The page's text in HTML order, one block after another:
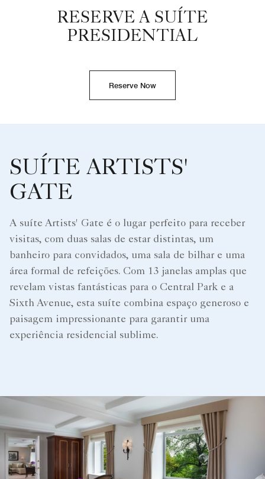
RESERVE A SUÍTE
PRESIDENTIAL
Reserve Now
SUÍTE ARTISTS'
GATE
A suíte Artists' Gate é o lugar perfeito para receber
visitas, com duas salas de estar distintas, um
banheiro para convidados, uma sala de bilhar e uma
área formal de refeições. Com 13 janelas amplas que
revelam vistas fantásticas para o Central Park e a
Sixth Avenue, esta suíte combina espaço generoso e
paisagem impressionante para garantir uma
experiência residencial sublime.